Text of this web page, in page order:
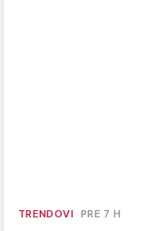
TRENDOVI PRE 7 H